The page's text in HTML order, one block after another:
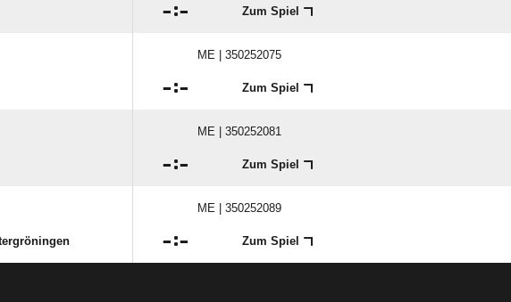
: Zum Spiel
ME | 350252075
: Zum Spiel
ME | 350252081
: Zum Spiel
ME | 350252089
: Zum Spiel